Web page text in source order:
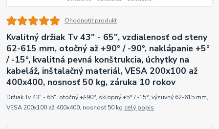
Ohodnotiť produkt
Kvalitný držiak Tv 43" - 65", vzdialenosť od steny
62-615 mm, otočný až +90° / -90°, naklápanie +5°
/ -15°, kvalitná pevná konštrukcia, úchytky na
kabeláž, inštalačný materiál, VESA 200x100 až
400x400, nosnosť 50 kg, záruka 10 rokov
Držiak Tv 43" - 65", otočný +/-90°, sklopný +5° / -15°, výsuvný 62-615 mm,
VESA 200x100 až 400x400, nosnosť 50 kg celý popis